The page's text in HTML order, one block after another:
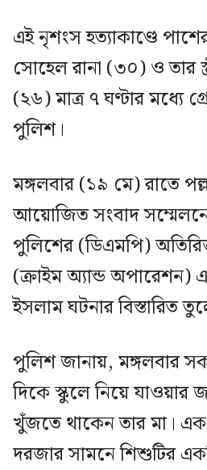
এই নৃশংস হত্যাকাণ্ডে পাশের
সোহেল রানা (৩০) ও তার
(২৬) মাত্র ৭ ঘণ্টার মধ্যে
পুলিশ।
মঙ্গলবার (১৯ মে) রাতে
আয়োজিত সংবাদ
পুলিশের (ডিএমপি)
(ক্রাইম অ্যান্ড
ইসলাম ঘটনার বিস্তারিত
পুলিশ জানায়, মঙ্গলবার
দিকে স্কুলে নিয়ে যাওয়ার
খুঁজতে থাকেন তার মা। এক
দরজার সামনে শিশুটির